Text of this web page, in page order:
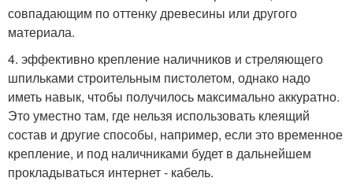
совпадающим по оттенку древесины или другого
материала.
4. эффективно крепление наличников и стреляющего
шпильками строительным пистолетом, однако надо
иметь навык, чтобы получилось максимально аккуратно.
Это уместно там, где нельзя использовать клеящий
состав и другие способы, например, если это временное
крепление, и под наличниками будет в дальнейшем
прокладываться интернет - кабель.